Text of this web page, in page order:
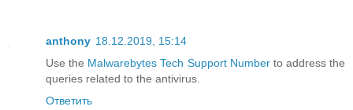
anthony 18.12.2019, 15:14
Use the Malwarebytes Tech Support Number to address the
queries related to the antivirus.
Ответить